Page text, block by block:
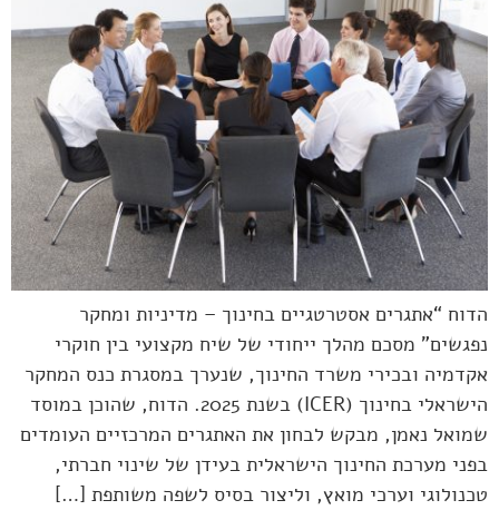
הדוח “אתגרים אסטרטגיים בחינוך – מדיניות ומחקר
נפגשים” מסכם מהלך ייחודי של שיח מקצועי בין חוקרי
אקדמיה ובכירי משרד החינוך, שנערך במסגרת כנס המחקר
הישראלי בחינוך (ICER) בשנת 2025. הדוח, שהוכן במוסד
שמואל נאמן, מבקש לבחון את האתגרים המרכזיים העומדים
בפני מערכת החינוך הישראלית בעידן של שינוי חברתי,
טכנולוגי וערכי מואץ, וליצור בסיס לשפה משותפת […]